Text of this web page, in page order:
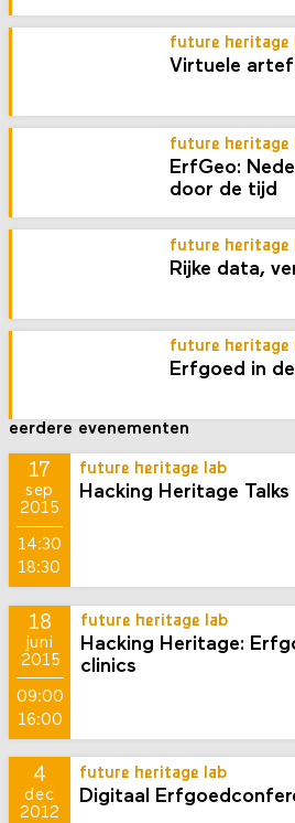
future heritage
Virtuele
future heritage
ErfGeo:
door de tijd
future heritage
Rijke data,
future heritage
Erfgoed in
eerdere evenementen
17
sep
2015
14:30
18:30
future heritage lab
Hacking Heritage Talks
18
juni
2015
09:00
16:00
future heritage lab
Hacking Heritage:
clinics
4
dec
2012
future heritage lab
Digitaal